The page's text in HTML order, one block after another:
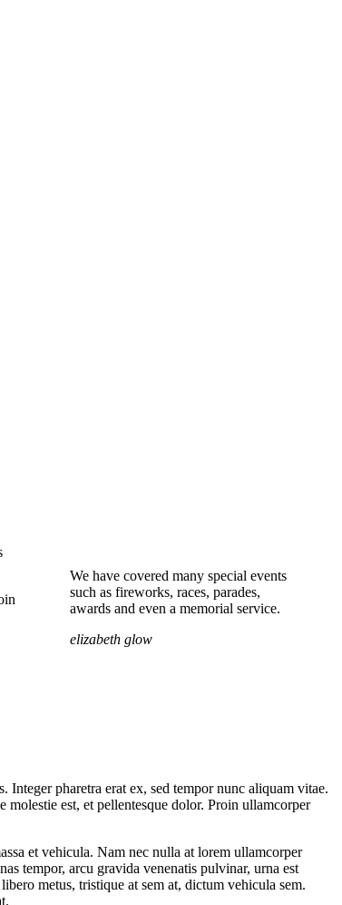
We have covered many special events
such as fireworks, races, parades,
awards and even a memorial service.
elizabeth glow
pharetra erat ex, sed tempor nunc aliquam vitae.
est, et pellentesque dolor. Proin ullamcorper
et vehicula. Nam nec nulla at lorem ullamcorper
tempor, arcu gravida venenatis pulvinar, urna est
metus, tristique at sem at, dictum vehicula sem.